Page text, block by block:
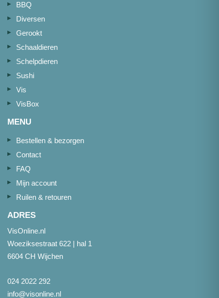
BBQ
Diversen
Gerookt
Schaaldieren
Schelpdieren
Sushi
Vis
VisBox
MENU
Bestellen & bezorgen
Contact
FAQ
Mijn account
Ruilen & retouren
ADRES
VisOnline.nl
Woeziksestraat 622 | hal 1
6604 CH Wijchen
024 2022 292
info@visonline.nl